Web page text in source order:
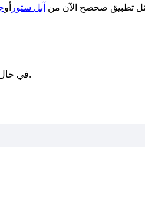
تطبيق صحصح الآن من آبل ستور أو
فيوسنعمل على توفير الكوبونات في أسرع وقت ممكن.